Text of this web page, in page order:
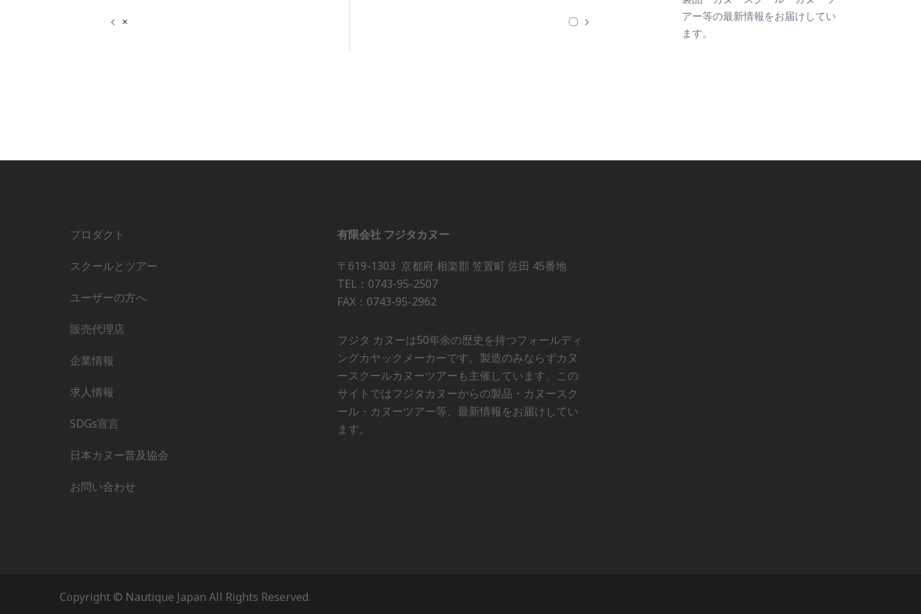
× 〇
アー等の最新情報をお届けしてい
ます。
プロダクト
スクールとツアー
ユーザーの方へ
販売代理店
企業情報
求人情報
SDGs宣言
日本カヌー普及協会
お問い合わせ
有限会社 フジタカヌー
〒619-1303 京都府 相楽郡 笠置町 佐田 45番地
TEL：0743-95-2507
FAX：0743-95-2962
フジタ カヌーは50年余の歴史を持つフォールディ
ングカヤックメーカーです。製造のみならずカヌ
ースクールカヌーツアーも主催しています。この
サイトではフジタカヌーからの製品・カヌースク
ール・カヌーツアー等、最新情報をお届けしてい
ます。
Copyright © Nautique Japan All Rights Reserved.